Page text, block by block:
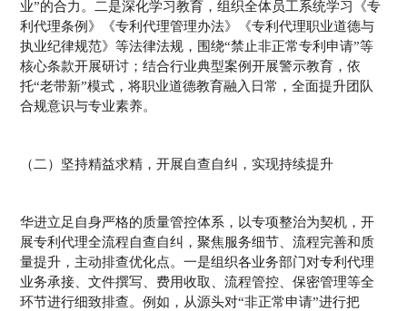
业”的合力。二是深化学习教育，组织全体员工系统学习《专
利代理条例》《专利代理管理办法》《专利代理职业道德与
执业纪律规范》等法律法规，围绕“禁止非正常专利申请”等
核心条款开展研讨；结合行业典型案例开展警示教育，依
托“老带新”模式，将职业道德教育融入日常，全面提升团队
合规意识与专业素养。
（二）坚持精益求精，开展自查自纠，实现持续提升
华进立足自身严格的质量管控体系，以专项整治为契机，开
展专利代理全流程自查自纠，聚焦服务细节、流程完善和质
量提升，主动排查优化点。一是组织各业务部门对专利代理
业务承接、文件撰写、费用收取、流程管控、保密管理等全
环节进行细致排查。例如，从源头对“非正常申请”进行把